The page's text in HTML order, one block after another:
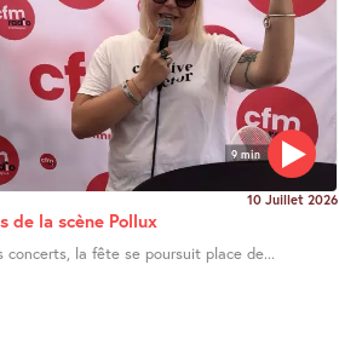
9 min
10 Juillet 2026
de la scène Pollux
concerts, la fête se poursuit place de...